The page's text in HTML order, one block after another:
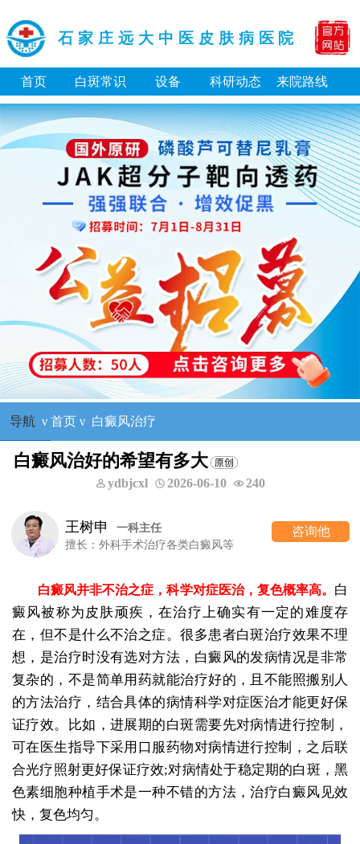
石家庄远大中医皮肤病医院
首页 白斑常识 设备 科研动态 来院路线
导航 ν 首页ν 白癜风治疗
白癜风治好的希望有多大
ydbjcxl 2026-06-10 240
王树申
一科主任
擅长：外科手术治疗各类白癜风等
咨询他
白癜风并非不治之症，科学对症医治，复色概率高。 白
癜风被称为皮肤顽疾，在治疗上确实有一定的难度存
在，但不是什么不治之症。很多患者白斑治疗效果不理
想，是治疗时没有选对方法，白癜风的发病情况是非常
复杂的，不是简单用药就能治疗好的，且不能照搬别人
的方法治疗，结合具体的病情科学对症医治才能更好保
证疗效。比如，进展期的白斑需要先对病情进行控制，
可在医生指导下采用口服药物对病情进行控制，之后联
合光疗照射更好保证疗效;对病情处于稳定期的白斑，黑
色素细胞种植手术是一种不错的方法，治疗白癜风见效
快，复色均匀。